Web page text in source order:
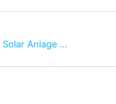
Solar Anlage ...